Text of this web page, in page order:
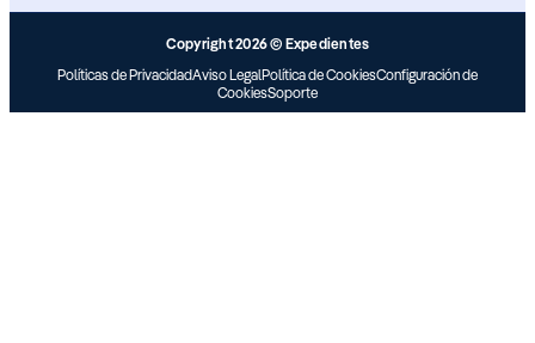
Copyright 2026 © Expedientes
Políticas de PrivacidadAviso LegalPolítica de CookiesConfiguración de
CookiesSoporte